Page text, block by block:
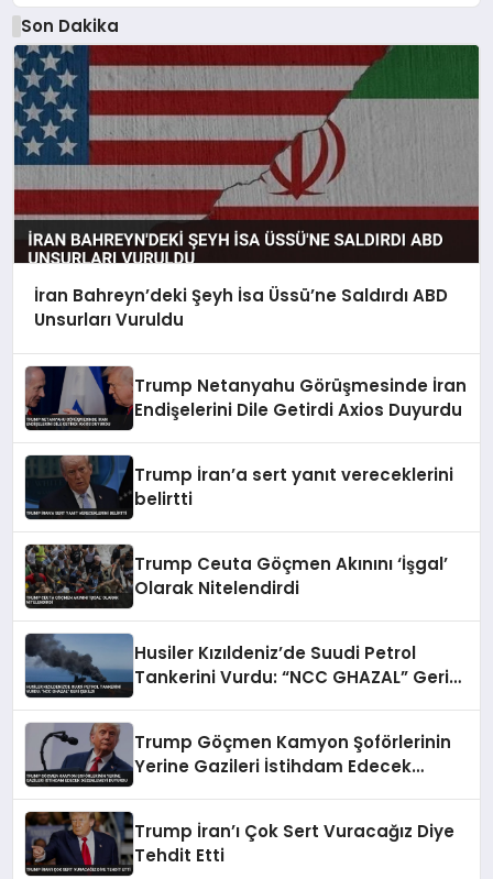
Son Dakika
İran Bahreyn’deki Şeyh İsa Üssü’ne Saldırdı ABD
Unsurları Vuruldu
Trump Netanyahu Görüşmesinde İran
Endişelerini Dile Getirdi Axios Duyurdu
Trump İran’a sert yanıt vereceklerini
belirtti
Trump Ceuta Göçmen Akınını ‘İşgal’
Olarak Nitelendirdi
Husiler Kızıldeniz’de Suudi Petrol
Tankerini Vurdu: “NCC GHAZAL” Geri
Trump Göçmen Kamyon Şoförlerinin
Yerine Gazileri İstihdam Edecek
Trump İran’ı Çok Sert Vuracağız Diye
Tehdit Etti